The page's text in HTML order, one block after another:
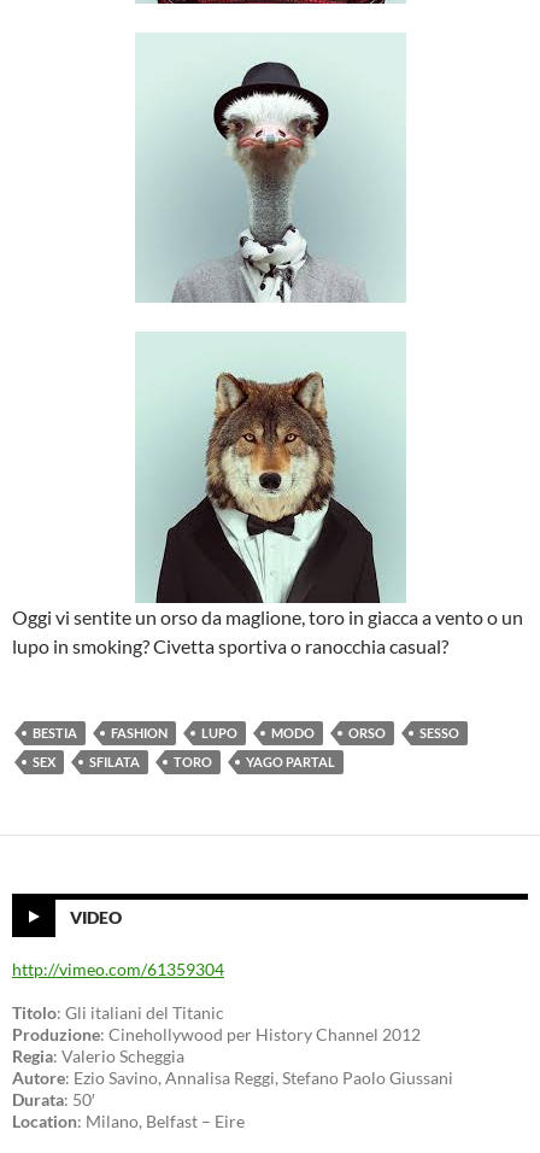
Oggi vi sentite un orso da maglione, toro in giacca a vento o un
lupo in smoking? Civetta sportiva o ranocchia casual?
BESTIA FASHION LUPO MODO ORSO
SESSO
SEX
SFILATA TORO YAGO PARTAL
VIDEO
http://vimeo.com/61359304
Titolo: Gli italiani del Titanic
Produzione: Cinehollywood per History Channel 2012
Regia: Valerio Scheggia
Autore: Ezio Savino, Annalisa Reggi, Stefano Paolo Giussani
Durata: 50′
Location: Milano, Belfast – Eire